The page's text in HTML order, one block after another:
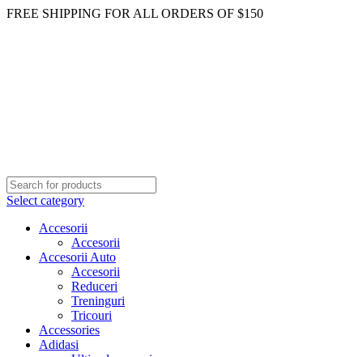
FREE SHIPPING FOR ALL ORDERS OF $150
Select category
Accesorii
Accesorii
Accesorii Auto
Accesorii
Reduceri
Treninguri
Tricouri
Accessories
Adidasi